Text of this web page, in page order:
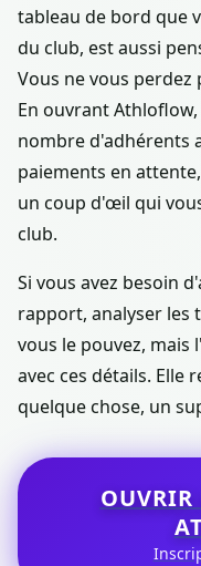
tableau de bord que
du club, est aussi
Vous ne vous perdez
En ouvrant
nombre d'adhérents
paiements en
un coup d'œil qui
club.
Si vous avez besoin
rapport, analyser les
vous le pouvez, mais
avec ces détails. Elle
quelque chose, un
OUVRIR